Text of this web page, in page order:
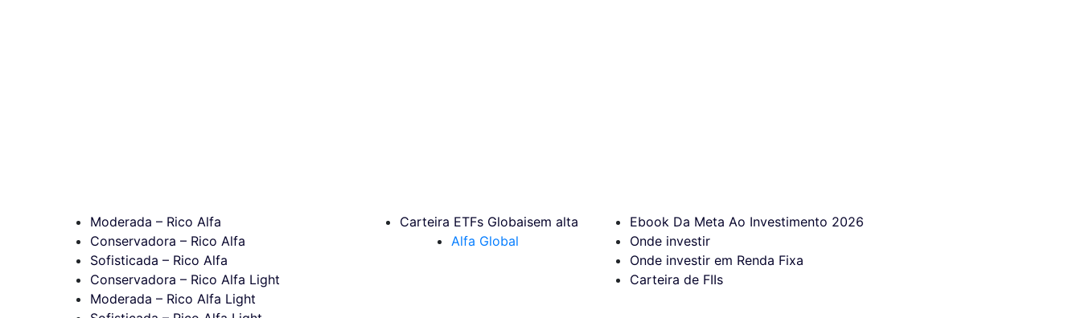
Moderada – Rico Alfa
Conservadora – Rico Alfa
Sofisticada – Rico Alfa
Conservadora – Rico Alfa Light
Moderada – Rico Alfa Light
Carteira ETFs Globaisem alta
Alfa Global
Ebook Da Meta Ao Investimento 2026
Onde investir
Onde investir em Renda Fixa
Carteira de FIIs